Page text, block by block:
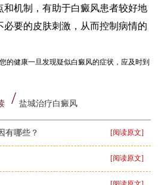
和机制，有助于白癜风患者较好地
要的皮肤刺激，从而控制病情的
的健康一旦发现疑似白癜风的症状，应及时到
盐城治疗白癜风
有哪些？ [阅读原文]
[阅读原文]